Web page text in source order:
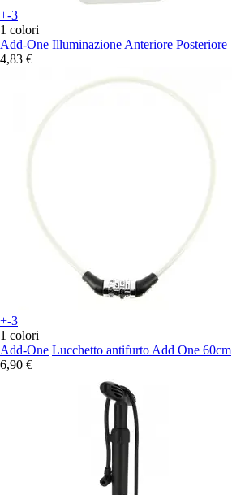
+-3
1 colori
Add-One Illuminazione Anteriore Posteriore
4,83 €
+-3
1 colori
Add-One Lucchetto antifurto Add One 60cm
6,90 €